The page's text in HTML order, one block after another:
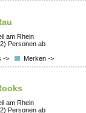
am Rhein
Personen ab
->
Merken ->
am Rhein
Personen ab